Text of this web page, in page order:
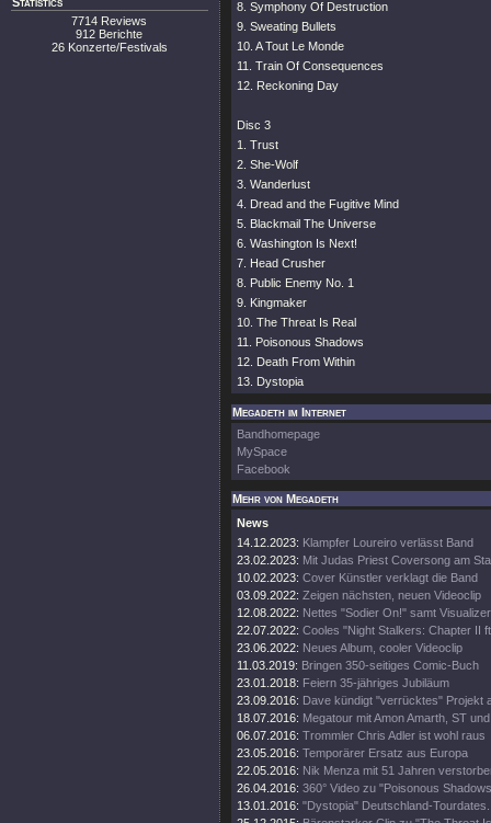
7714 Reviews
912 Berichte
26 Konzerte/Festivals
8. Symphony Of Destruction
9. Sweating Bullets
10. A Tout Le Monde
11. Train Of Consequences
12. Reckoning Day
Disc 3
1. Trust
2. She-Wolf
3. Wanderlust
4. Dread and the Fugitive Mind
5. Blackmail The Universe
6. Washington Is Next!
7. Head Crusher
8. Public Enemy No. 1
9. Kingmaker
10. The Threat Is Real
11. Poisonous Shadows
12. Death From Within
13. Dystopia
Megadeth im Internet
Bandhomepage
MySpace
Facebook
Mehr von Megadeth
News
14.12.2023: Klampfer Loureiro verlässt Band
23.02.2023: Mit Judas Priest Coversong am
10.02.2023: Cover Künstler verklagt die Band
03.09.2022: Zeigen nächsten, neuen Videoclip
12.08.2022: Nettes "Sodier On!" samt Visualizer
22.07.2022: Cooles "Night Stalkers: Chapter II
23.06.2022: Neues Album, cooler Videoclip
11.03.2019: Bringen 350-seitiges Comic-Buch
23.01.2018: Feiern 35-jähriges Jubiläum
23.09.2016: Dave kündigt "verrücktes" Projekt
18.07.2016: Megatour mit Amon Amarth, ST
06.07.2016: Trommler Chris Adler ist wohl raus
23.05.2016: Temporärer Ersatz aus Europa
22.05.2016: Nik Menza mit 51 Jahren
26.04.2016: 360° Video zu "Poisonous
13.01.2016: "Dystopia" Deutschland-Tourdates.